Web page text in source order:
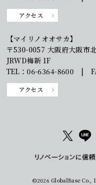
アクセス
【マイリノオオサカ】
〒530-0057 大阪府大阪市
JRWD梅新 1F
TEL：06-6364-8600 |
アクセス
©2026 GlobalBase Co.,